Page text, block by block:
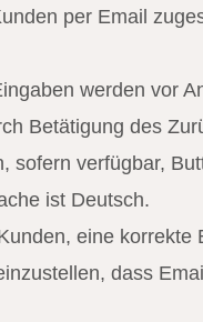
per Email
werden vor
Betätigung des
sofern verfügbar,
ist Deutsch.
eine
dass